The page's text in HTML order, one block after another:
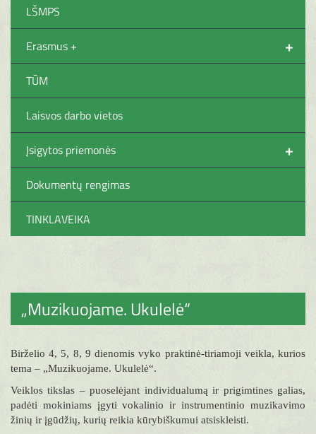
LŠMPS
+
Erasmus +
TŪM
Laisvos darbo vietos
+
Įsigytos priemonės
Dokumentų rengimas
TINKLAVEIKA
„Muzikuojame. Ukulelė“
Birželio 4, 5, 8, 9 dienomis vyko praktinė-tiriamoji veikla, kurios
tema – „Muzikuojame. Ukulelė“.
Veiklos tikslas – puoselėjant individualumą ir prigimtines galias,
padėti mokiniams įgyti vokalinio ir instrumentinio muzikavimo
žinių ir įgūdžių, kurių reikia kūrybiškumui atsiskleisti.